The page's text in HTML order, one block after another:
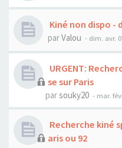
Kiné non dispo -
parValou - dim. avr.
URGENT:
se sur Paris
parsouky20 - mar.
Recherche kiné
aris ou 92